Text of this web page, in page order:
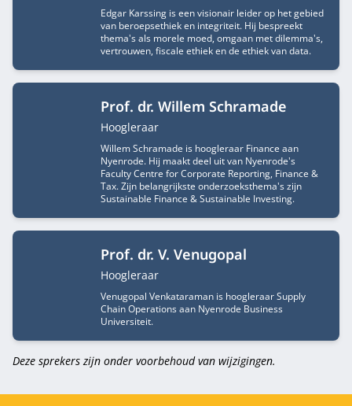
Edgar Karssing is een visionair leider op het gebied
van beroepsethiek en integriteit. Hij bespreekt
thema's als morele moed, omgaan met dilemma's,
vertrouwen, fiscale ethiek en de ethiek van data.
Prof. dr. Willem Schramade
Functietitel
Hoogleraar
Willem Schramade is hoogleraar Finance aan
Nyenrode. Hij maakt deel uit van Nyenrode's
Faculty Centre for Corporate Reporting, Finance &
Tax. Zijn belangrijkste onderzoeksthema's zijn
Sustainable Finance & Sustainable Investing.
Prof. dr. V. Venugopal
Functietitel
Hoogleraar
Venugopal Venkataraman is hoogleraar Supply
Chain Operations aan Nyenrode Business
Universiteit.
Deze sprekers zijn onder voorbehoud van wijzigingen.